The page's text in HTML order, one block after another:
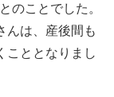
のことでした。
んは、産後間も
ととなりまし